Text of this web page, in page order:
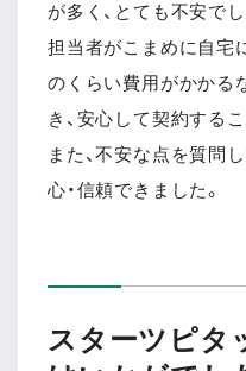
が多く、とても不安でし
担当者がこまめに自宅
のくらい費用がかかる
き、安心して契約する
また、不安な点を質問
心・信頼できました。
スターツピタ